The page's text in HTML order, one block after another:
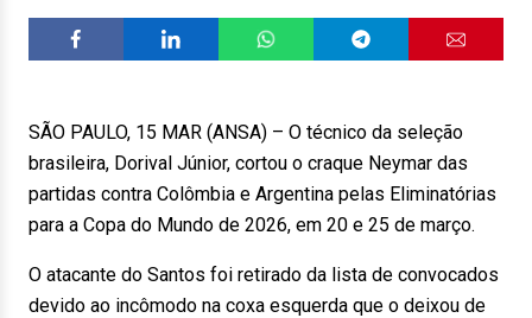
SÃO PAULO, 15 MAR (ANSA) – O técnico da seleção
brasileira, Dorival Júnior, cortou o craque Neymar das
partidas contra Colômbia e Argentina pelas Eliminatórias
para a Copa do Mundo de 2026, em 20 e 25 de março.
O atacante do Santos foi retirado da lista de convocados
devido ao incômodo na coxa esquerda que o deixou de